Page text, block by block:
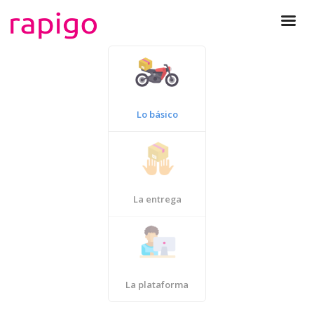
Lo básico
La entrega
La plataforma